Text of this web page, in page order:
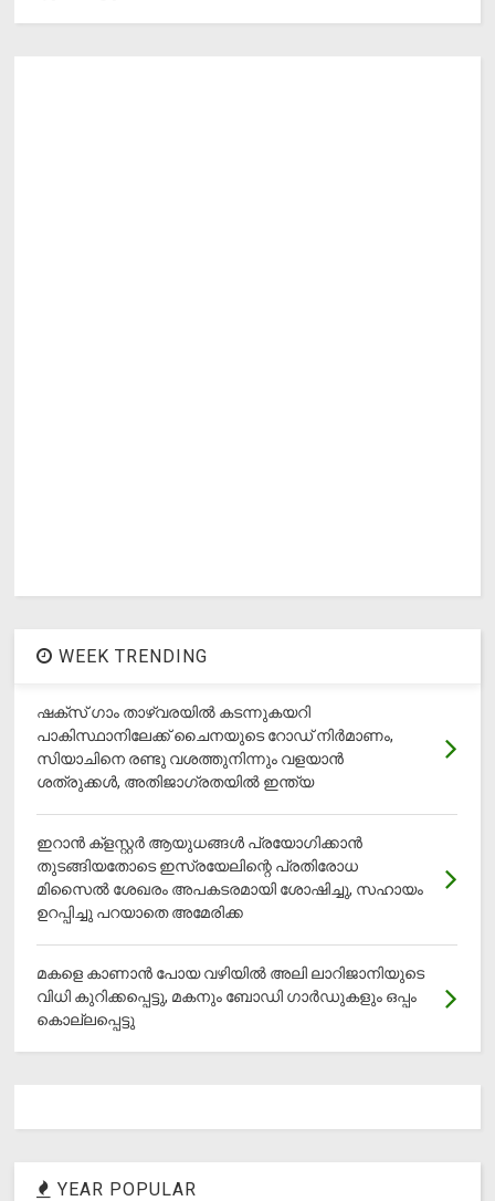
WEEK TRENDING
ഷക്സ് ​ഗാം താഴ്‌വരയിൽ കടന്നുകയറി
പാകിസ്ഥാനിലേക്ക് ചൈനയുടെ റോഡ് നിർമാണം,
സിയാചിനെ രണ്ടു വശത്തുനിന്നും വളയാൻ
ശത്രുക്കൾ, അതിജാ​ഗ്രതയിൽ ഇന്ത്യ
ഇറാന്‍ ക്‌ളസ്റ്റര്‍ ആയുധങ്ങള്‍ പ്രയോഗിക്കാന്‍
തുടങ്ങിയതോടെ ഇസ്രയേലിന്റെ പ്രതിരോധ
മിസൈല്‍ ശേഖരം അപകടരമായി ശോഷിച്ചു, സഹായം
ഉറപ്പിച്ചു പറയാതെ അമേരിക്ക
മകളെ കാണാന്‍ പോയ വഴിയില്‍ അലി ലാറിജാനിയുടെ
വിധി കുറിക്കപ്പെട്ടു, മകനും ബോഡി ഗാര്‍ഡുകളും ഒപ്പം
കൊല്ലപ്പെട്ടു
YEAR POPULAR